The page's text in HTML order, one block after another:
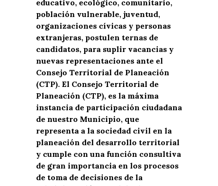
educativo, ecológico, comunitario,
población vulnerable, juventud,
organizaciones cívicas y personas
extranjeras, postulen ternas de
candidatos, para suplir vacancias y
nuevas representaciones ante el
Consejo Territorial de Planeación
(CTP). El Consejo Territorial de
Planeación (CTP), es la máxima
instancia de participación ciudadana
de nuestro Municipio, que
representa a la sociedad civil en la
planeación del desarrollo territorial
y cumple con una función consultiva
de gran importancia en los procesos
de toma de decisiones de la